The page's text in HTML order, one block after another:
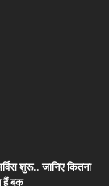
शुरू.. जानिए कितना
हैं बुक